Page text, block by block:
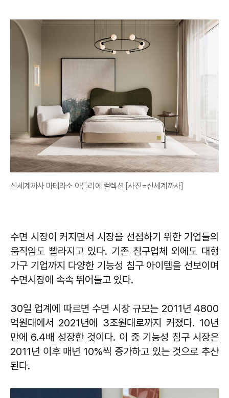
신세계까사 마테라소 아틀리에 컬렉션 [사진=신세계까사]
수면 시장이 커지면서 시장을 선점하기 위한 기업들의
움직임도 빨라지고 있다. 기존 침구업체 외에도 대형
가구 기업까지 다양한 기능성 침구 아이템을 선보이며
수면시장에 속속 뛰어들고 있다.
30일 업계에 따르면 수면 시장 규모는 2011년 4800
억원대에서 2021년에 3조원대로까지 커졌다. 10년
만에 6.4배 성장한 것이다. 이 중 기능성 침구 시장은
2011년 이후 매년 10%씩 증가하고 있는 것으로 추산
된다.